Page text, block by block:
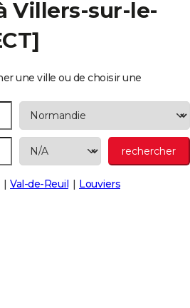
Villers-sur-le-
une ville ou de choisir une
Val-de-Reuil Louviers